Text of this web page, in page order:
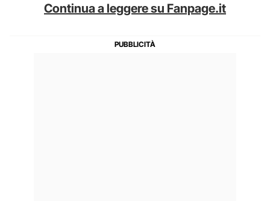
Continua a leggere su Fanpage.it